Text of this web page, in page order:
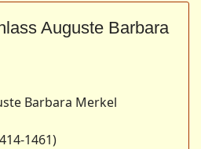
Auguste Barbara
Barbara Merkel
1461)